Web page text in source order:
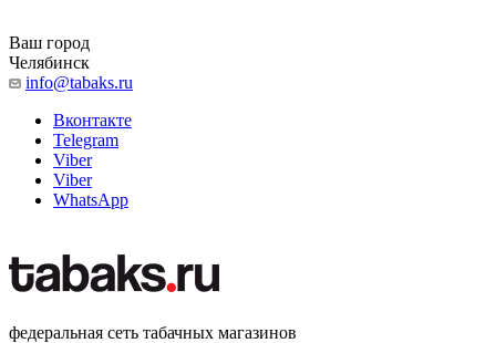
Ваш город
Челябинск
info@tabaks.ru
Вконтакте
Telegram
Viber
Viber
WhatsApp
федеральная сеть табачных магазинов